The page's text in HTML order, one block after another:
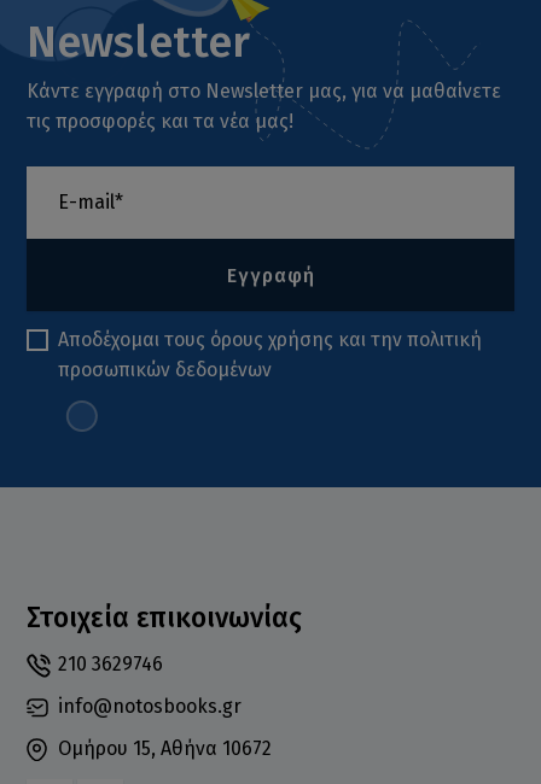
Newsletter
Κάντε εγγραφή στο Newsletter μας, για να μαθαίνετε
τις προσφορές και τα νέα μας!
Εγγραφή
Αποδέχομαι τους όρους χρήσης και τηνπολιτική
προσωπικών δεδομένων
Στοιχεία επικοινωνίας
210 3629746
info@notosbooks.gr
Ομήρου 15, Αθήνα 10672